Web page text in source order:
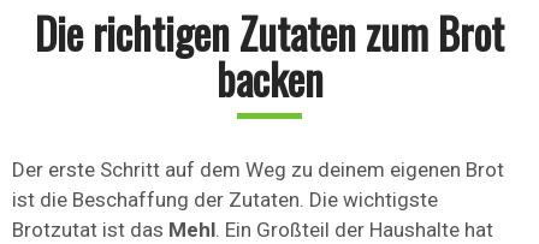
Die richtigen Zutaten zum Brot
backen
Der erste Schritt auf dem Weg zu deinem eigenen Brot
ist die Beschaffung der Zutaten. Die wichtigste
Brotzutat ist das Mehl. Ein Großteil der Haushalte hat